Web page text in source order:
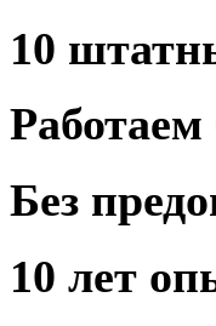
10
Работаем
Без
10 лет